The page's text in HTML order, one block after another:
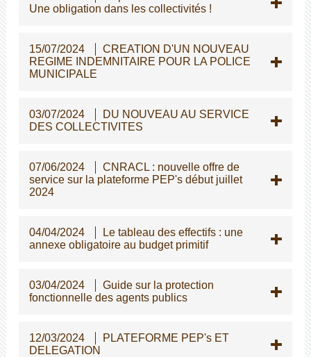
Une obligation dans les collectivités !
15/07/2024
CREATION D'UN NOUVEAU
REGIME INDEMNITAIRE POUR LA POLICE
MUNICIPALE
03/07/2024
DU NOUVEAU AU SERVICE
DES COLLECTIVITES
07/06/2024
CNRACL : nouvelle offre de
service sur la plateforme PEP's début juillet
2024
04/04/2024
Le tableau des effectifs : une
annexe obligatoire au budget primitif
03/04/2024
Guide sur la protection
fonctionnelle des agents publics
12/03/2024
PLATEFORME PEP's ET
DELEGATION